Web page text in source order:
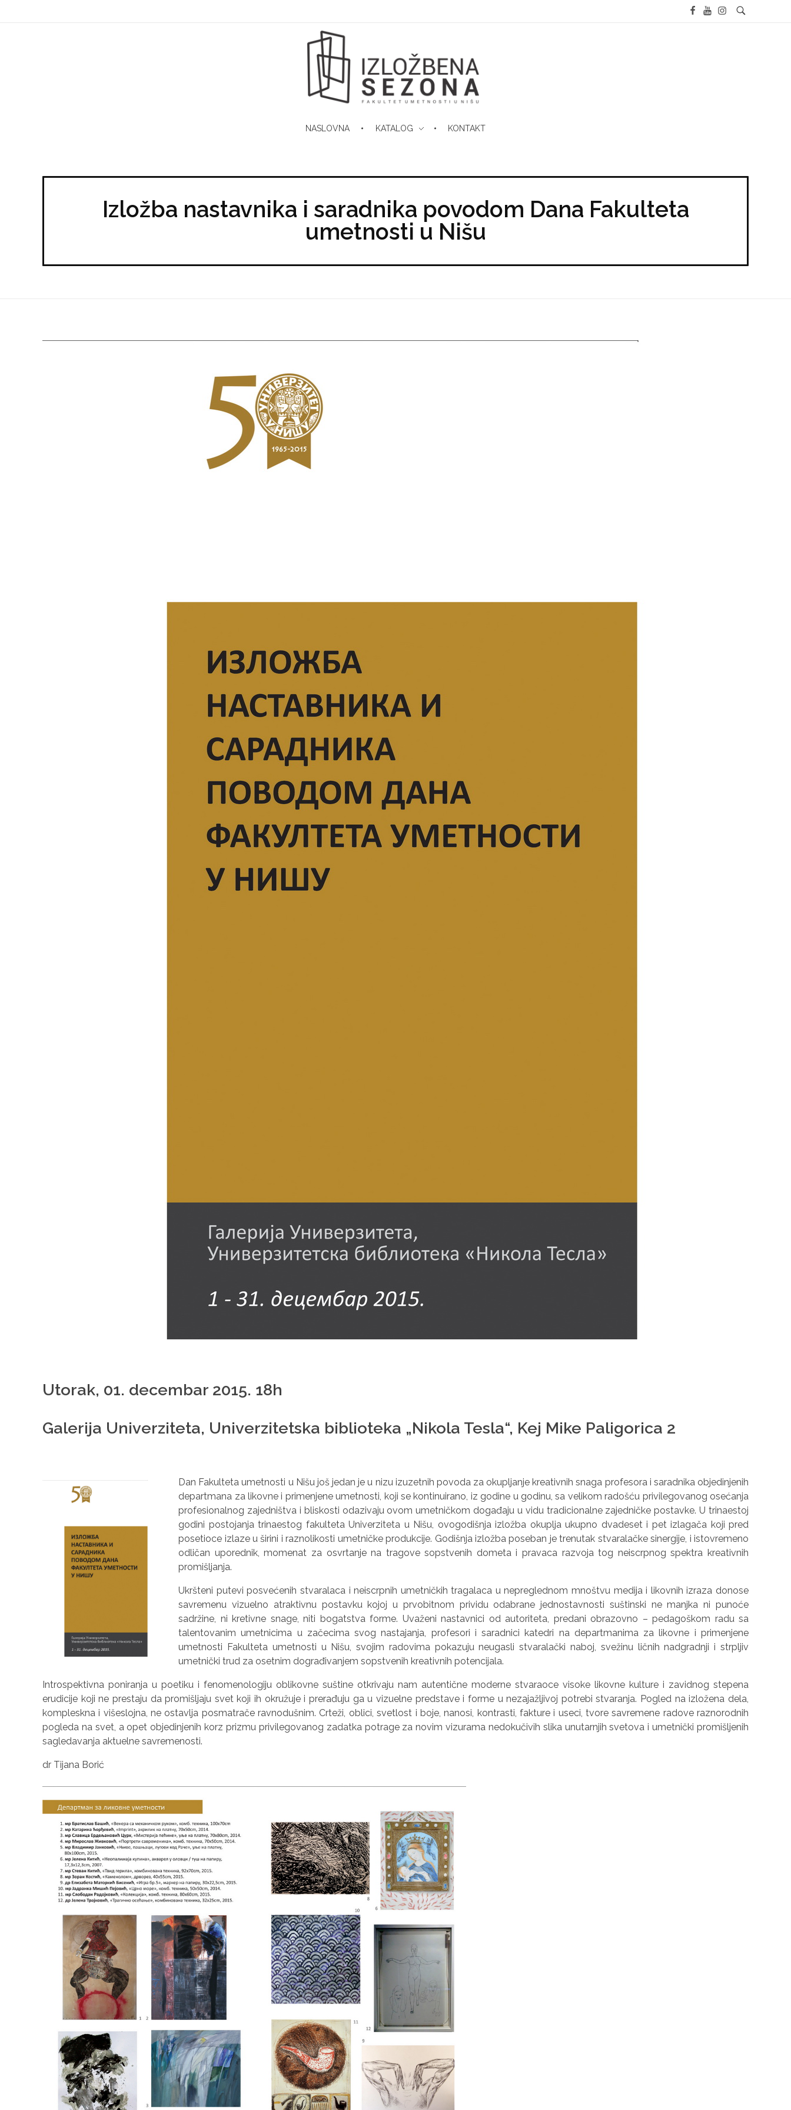
NASLOVNA KATALOG KONTAKT
Izložba nastavnika i saradnika povodom Dana Fakulteta
umetnosti u Nišu
Utorak, 01. decembar 2015. 18h
Galerija Univerziteta, Univerzitetska biblioteka „Nikola Tesla“, Kej Mike Paligorica 2
Dan Fakulteta umetnosti u Nišu još jedan je u nizu izuzetnih povoda za okuplјanje kreativnih snaga profesora i saradnika objedinjenih
departmana za likovne i primenjene umetnosti, koji se kontinuirano, iz godine u godinu, sa velikom radošću privilegovanog osećanja
profesionalnog zajedništva i bliskosti odazivaju ovom umetničkom događaju u vidu tradicionalne zajedničke postavke. U trinaestoj
godini postojanja trinaestog fakulteta Univerziteta u Nišu, ovogodišnja izložba okuplјa ukupno dvadeset i pet izlagača koji pred
posetioce izlaze u širini i raznolikosti umetničke produkcije. Godišnja izložba poseban je trenutak stvaralačke sinergije, i istovremeno
odličan uporednik, momenat za osvrtanje na tragove sopstvenih dometa i pravaca razvoja tog neiscrpnog spektra kreativnih
promišlјanja.
Ukršteni putevi posvećenih stvaralaca i neiscrpnih umetničkih tragalaca u nepreglednom mnoštvu medija i likovnih izraza donose
savremenu vizuelno atraktivnu postavku kojoj u prvobitnom prividu odabrane jednostavnosti suštinski ne manjka ni punoće
sadržine, ni kretivne snage, niti bogatstva forme. Uvaženi nastavnici od autoriteta, predani obrazovno – pedagoškom radu sa
talentovanim umetnicima u začecima svog nastajanja, profesori i saradnici katedri na departmanima za likovne i primenjene
umetnosti Fakulteta umetnosti u Nišu, svojim radovima pokazuju neugasli stvaralački naboj, svežinu ličnih nadgradnji i strplјiv
umetnički trud za osetnim dograđivanjem sopstvenih kreativnih potencijala.
Introspektivna poniranja u poetiku i fenomenologiju oblikovne suštine otkrivaju nam autentične moderne stvaraoce visoke likovne kulture i zavidnog stepena
erudicije koji ne prestaju da promišlјaju svet koji ih okružuje i prerađuju ga u vizuelne predstave i forme u nezajažlјivoj potrebi stvaranja. Pogled na izložena dela,
kompleskna i višeslojna, ne ostavlјa posmatrače ravnodušnim. Crteži, oblici, svetlost i boje, nanosi, kontrasti, fakture i useci, tvore savremene radove raznorodnih
pogleda na svet, a opet objedinjenih korz prizmu privilegovanog zadatka potrage za novim vizurama nedokučivih slika unutarnjih svetova i umetnički promišlјenih
sagledavanja aktuelne savremenosti.
dr Tijana Borić